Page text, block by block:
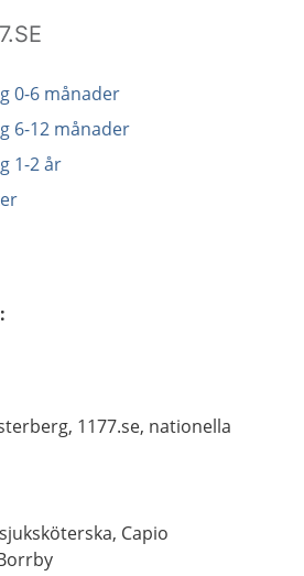
0-6 månader
6-12 månader
1-2 år
:
1177.se, nationella
Capio